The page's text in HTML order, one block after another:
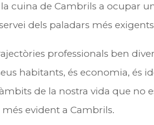
cuina de Cambrils a ocupar
dels paladars més
professionals ben
habitants, és economia, és
de la nostra vida que no
més evident a Cambrils.